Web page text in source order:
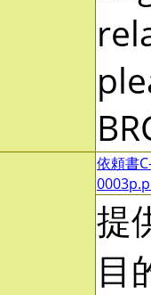
依頼書
提
目